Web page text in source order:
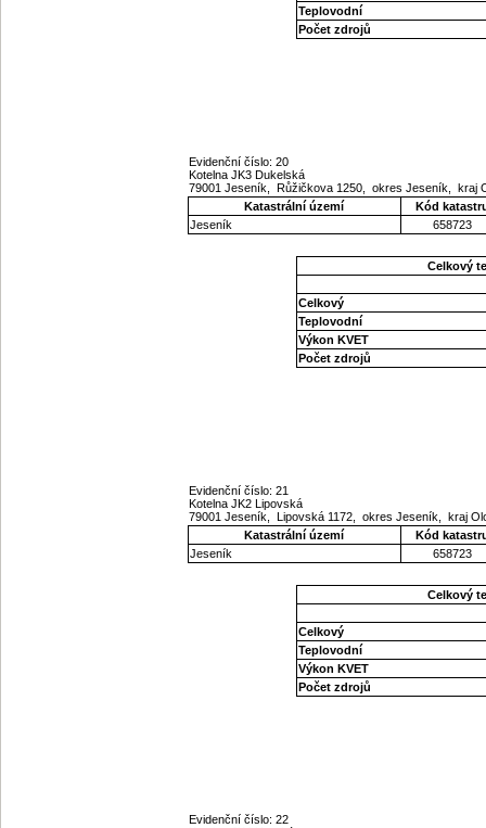
Teplovodní
Počet zdrojů
Evidenční číslo: 20
Kotelna JK3 Dukelská
79001 Jeseník, Růžičkova 1250, okres Jeseník, kraj
Katastrální území
Kód
Jeseník
658723
Celkový
Celkový
Teplovodní
Výkon KVET
Počet zdrojů
Evidenční číslo: 21
Kotelna JK2 Lipovská
79001 Jeseník, Lipovská 1172, okres Jeseník, kraj
Katastrální území
Kód
Jeseník
658723
Celkový
Celkový
Teplovodní
Výkon KVET
Počet zdrojů
Evidenční číslo: 22